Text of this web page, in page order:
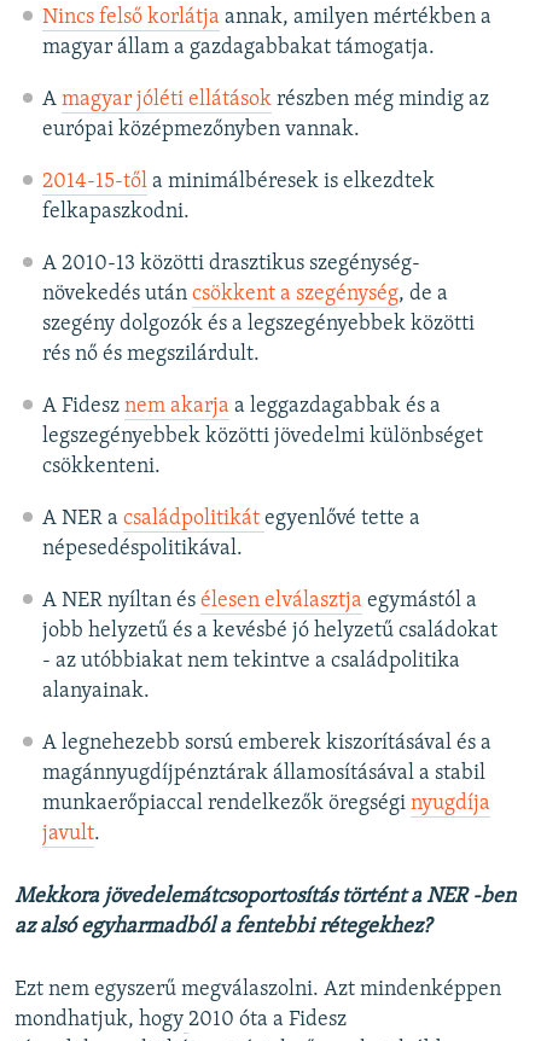
Nincs felső korlátja annak, amilyen mértékben a
magyar állam a gazdagabbakat támogatja.
A magyar jóléti ellátásokrészben még mindig az
európai középmezőnyben vannak.
2014-15-tőla minimálbéresek is elkezdtek
felkapaszkodni.
A 2010-13 közötti drasztikus szegénység-
növekedés után csökkent a szegénység, de a
szegény dolgozók és a legszegényebbek közötti
rés nő és megszilárdult.
A Fidesz nem akarja a leggazdagabbak és a
legszegényebbek közötti jövedelmi különbséget
csökkenteni.
A NER a családpolitikát egyenlővé tette a
népesedéspolitikával.
A NER nyíltan és élesen elválasztja egymástól a
jobb helyzetű és a kevésbé jó helyzetű családokat
- az utóbbiakat nem tekintve a családpolitika
alanyainak.
A legnehezebb sorsú emberek kiszorításával és a
magánnyugdíjpénztárak államosításával a stabil
munkaerőpiaccal rendelkezők öregségi nyugdíja
javult.
Mekkora jövedelemátcsoportosítás történt a NER -ben
az alsó egyharmadból a fentebbi rétegekhez?
Ezt nem egyszerű megválaszolni. Azt mindenképpen
mondhatjuk, hogy 2010 óta a Fidesz